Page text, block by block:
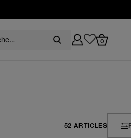
0
52 ARTICLES